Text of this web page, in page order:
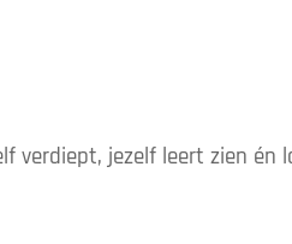
verdiept, jezelf leert zien én